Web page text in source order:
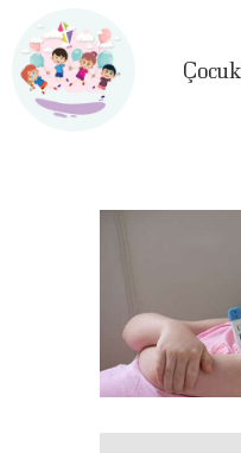
SUNUM &
BROŞÜRLERI
HAKKIMIZDA
BIZE SORUN